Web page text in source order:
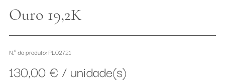
Ouro 19,2K
N.º do produto: PL02721
130,00 € / unidade(s)